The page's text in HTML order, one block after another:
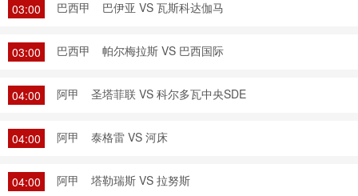
03:00 巴西甲 巴伊亚 VS 瓦斯科达伽马
03:00 巴西甲 帕尔梅拉斯 VS 巴西国际
04:00 阿甲 圣塔菲联 VS 科尔多瓦中央SDE
04:00 阿甲 泰格雷 VS 河床
04:00 阿甲 塔勒瑞斯 VS 拉努斯